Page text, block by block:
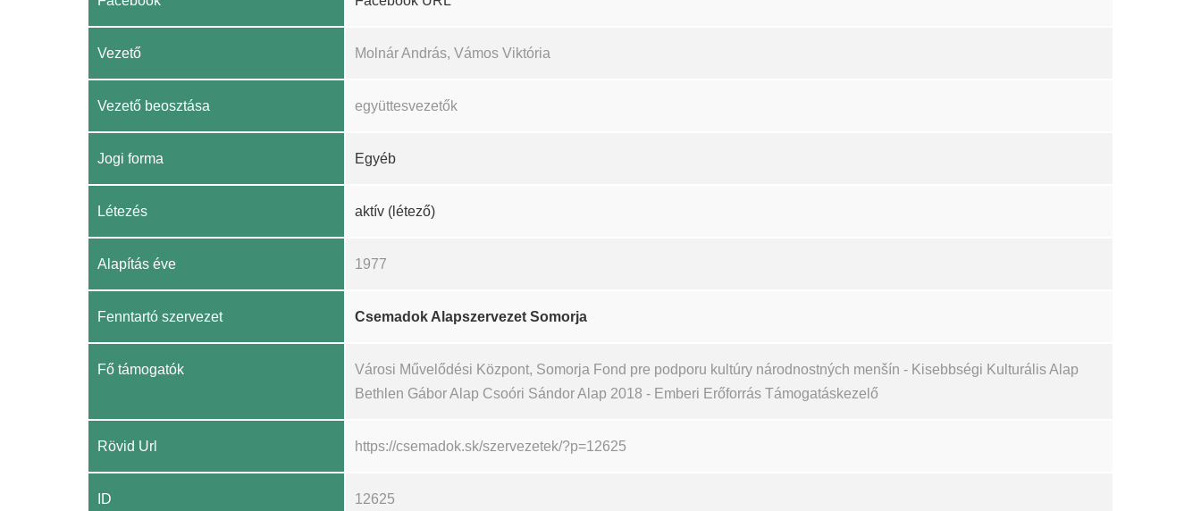
Vezető Molnár András, Vámos Viktória
Vezető beosztása együttesvezetők
Jogi forma Egyéb
Létezés aktív (létező)
Alapítás éve 1977
Fenntartó szervezet Csemadok Alapszervezet Somorja
Fő támogatók
Városi Művelődési Központ, Somorja Fond pre podporu kultúry národnostných menšín - Kisebbségi Kulturális Alap
Bethlen Gábor Alap Csoóri Sándor Alap 2018 - Emberi Erőforrás Támogatáskezelő
Rövid Url https://csemadok.sk/szervezetek/?p=12625
ID 12625